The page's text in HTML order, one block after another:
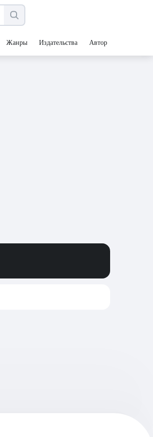
Жанры Издательства Авторы